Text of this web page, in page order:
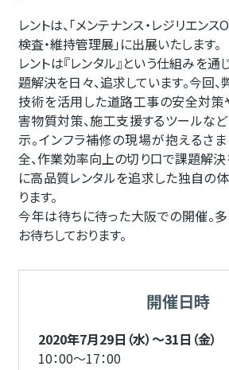
レントは、「メンテナンス・レジリエン
検査・維持管理展」に出展いたします。
レントは『レンタル』という仕組みを
題解決を日々、追求しています。今回
技術を活用した道路工事の安全対策
害物質対策、施工支援するツールな
示。インフラ補修の現場が抱えるさ
全、作業効率向上の切り口で課題解決
に高品質レンタルを追求した独自の
ります。
今年は待ちに待った大阪での開催。
お待ちしております。
開催日時
2020年7月29日（水）～31日（金）
10：00～17：00